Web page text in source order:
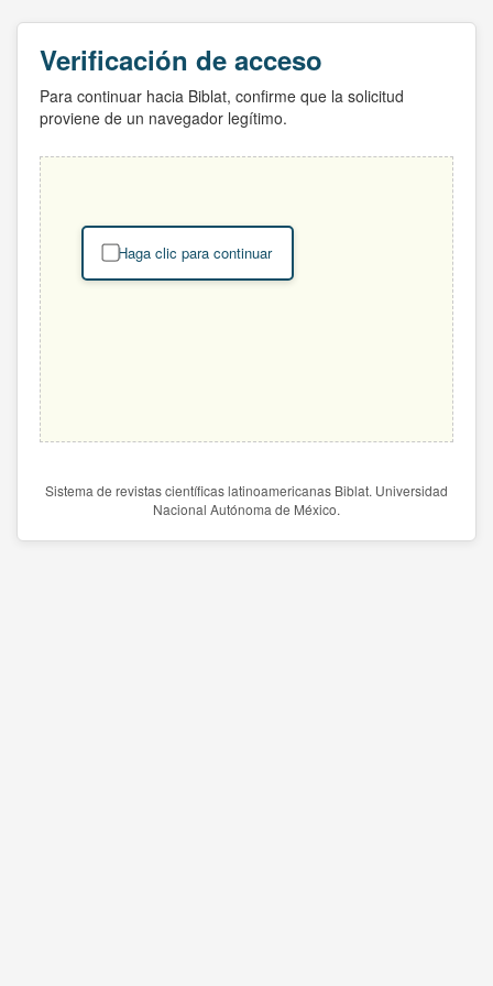
Verificación de acceso
Para continuar hacia Biblat, confirme que la solicitud
proviene de un navegador legítimo.
Haga clic para continuar
Sistema de revistas científicas latinoamericanas Biblat. Universidad
Nacional Autónoma de México.